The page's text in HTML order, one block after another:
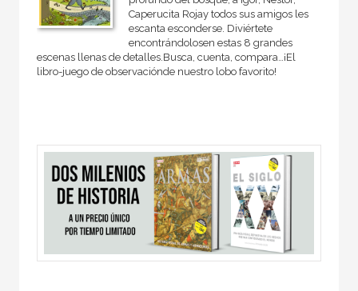
Caperucita Rojay todos sus amigos les
escanta esconderse. Diviértete
encontrándolosen estas 8 grandes
escenas llenas de detalles.Busca, cuenta, compara…¡El
libro-juego de observaciónde nuestro lobo favorito!